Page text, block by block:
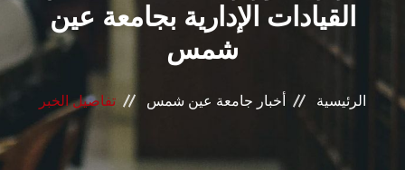
البحث العلمي
المراكز والوحدات
القيادات الإدارية بجامعة عين
شمس
الرئيسية أخبار جامعة عين شمس تفاصيل الخبر